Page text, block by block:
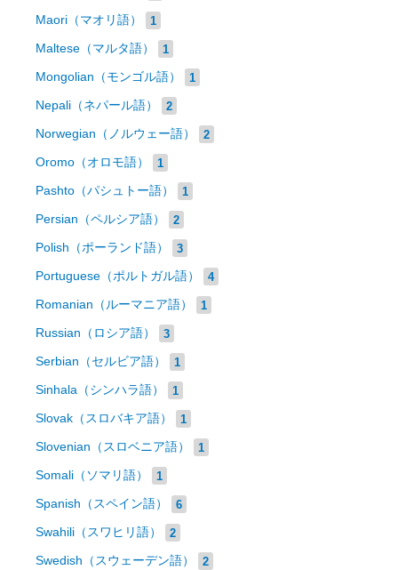
Maori（マオリ語） 1
Maltese（マルタ語） 1
Mongolian（モンゴル語） 1
Nepali（ネパール語） 2
Norwegian（ノルウェー語） 2
Oromo（オロモ語） 1
Pashto（パシュトー語） 1
Persian（ペルシア語） 2
Polish（ポーランド語） 3
Portuguese（ポルトガル語） 4
Romanian（ルーマニア語） 1
Russian（ロシア語） 3
Serbian（セルビア語） 1
Sinhala（シンハラ語） 1
Slovak（スロバキア語） 1
Slovenian（スロベニア語） 1
Somali（ソマリ語） 1
Spanish（スペイン語） 6
Swahili（スワヒリ語） 2
Swedish（スウェーデン語） 2